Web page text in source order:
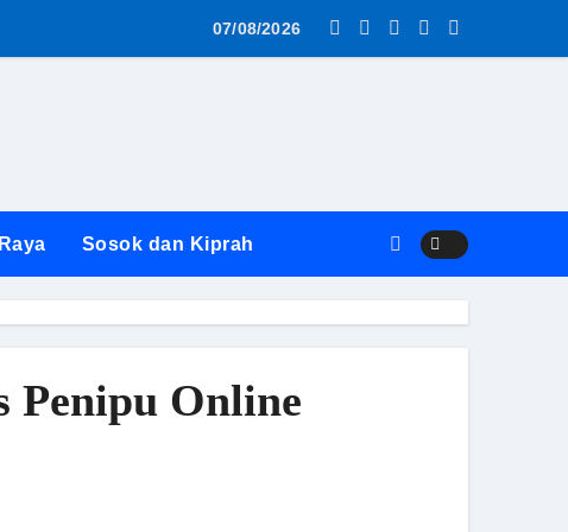
MBG AWS ke SPPG Surabaya Diwarnai Penolakan dan
07/08/2026
Sosok dan Kiprah
Penipu Online